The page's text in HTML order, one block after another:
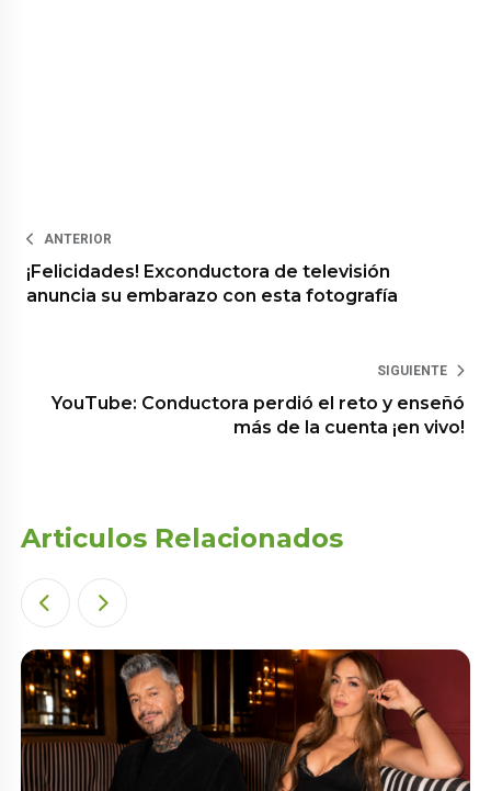
ANTERIOR
¡Felicidades! Exconductora de televisión
anuncia su embarazo con esta fotografía
SIGUIENTE
YouTube: Conductora perdió el reto y enseñó
más de la cuenta ¡en vivo!
Articulos Relacionados